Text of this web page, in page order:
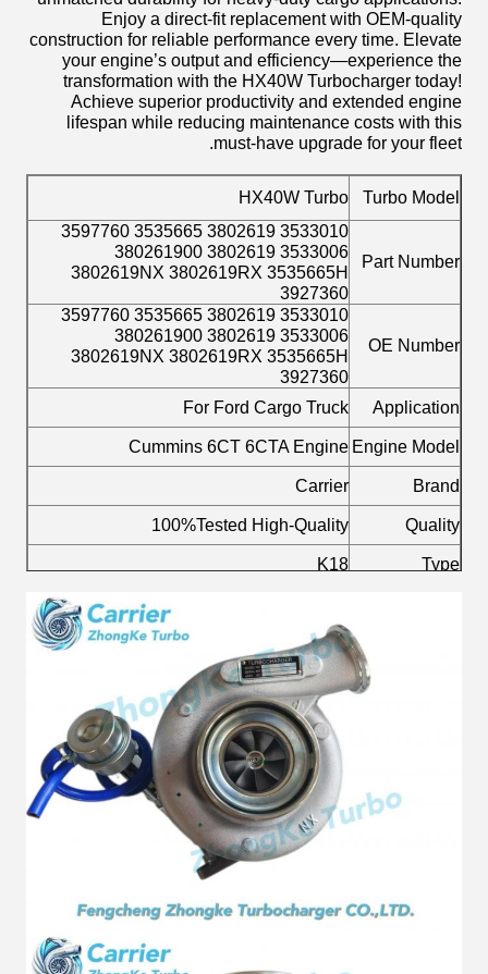
Enjoy a direct-fit replacement with OEM-quality
construction for reliable performance every time. Elevate
your engine’s output and efficiency—experience the
transformation with the HX40W Turbocharger today!
Achieve superior productivity and extended engine
lifespan while reducing maintenance costs with this
must-have upgrade for your fleet.
Turbo Model
HX40W Turbo
Part Number
3533010 3802619 3535665 3597760
3533006 3802619 380261900
3802619NX 3802619RX 3535665H
3927360
OE Number
3533010 3802619 3535665 3597760
3533006 3802619 380261900
3802619NX 3802619RX 3535665H
3927360
Application
For Ford Cargo Truck
Engine Model
Cummins 6CT 6CTA Engine
Brand
Carrier
Quality
100%Tested High-Quality
Type
K18
Diesel